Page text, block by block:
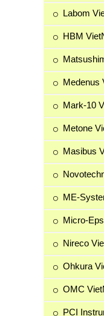
KF 3/100 ... KF
Labom
HBM
Medenus
Mark-10
Metone
Masibus
ME-
Micro-
Nireco
Ohkura
OMC
PCI